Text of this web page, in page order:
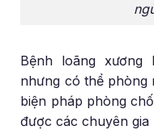
Bệnh loãng
nhưng có thể phòng
biện pháp phòng
được các chuyên gia